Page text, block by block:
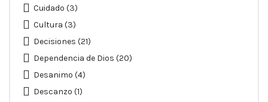
Cuidado (3)
Cultura (3)
Decisiones (21)
Dependencia de Dios (20)
Desanimo (4)
Descanzo (1)